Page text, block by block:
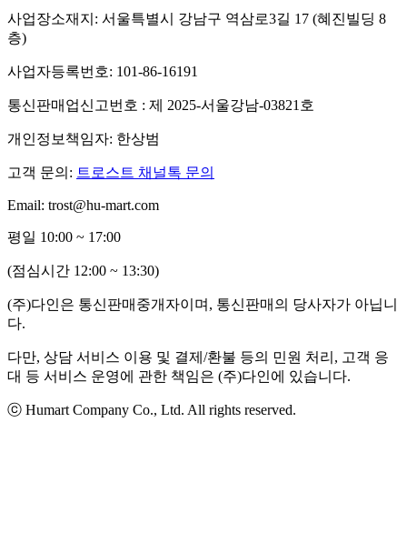
사업장소재지: 서울특별시 강남구 역삼로3길 17 (혜진빌딩 8
층)
사업자등록번호: 101-86-16191
통신판매업신고번호 : 제 2025-서울강남-03821호
개인정보책임자: 한상범
고객 문의: 트로스트 채널톡 문의
Email: trost@hu-mart.com
평일 10:00 ~ 17:00
(점심시간 12:00 ~ 13:30)
(주)다인은 통신판매중개자이며, 통신판매의 당사자가 아닙니
다.
다만, 상담 서비스 이용 및 결제/환불 등의 민원 처리, 고객 응
대 등 서비스 운영에 관한 책임은 (주)다인에 있습니다.
ⓒ Humart Company Co., Ltd. All rights reserved.